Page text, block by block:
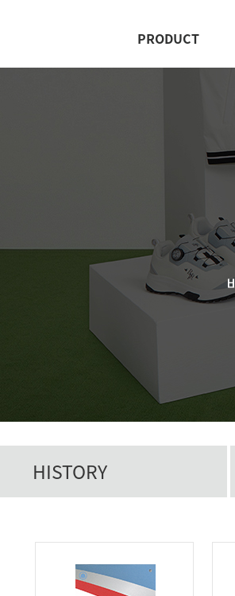
PRODUCT
HISTORY